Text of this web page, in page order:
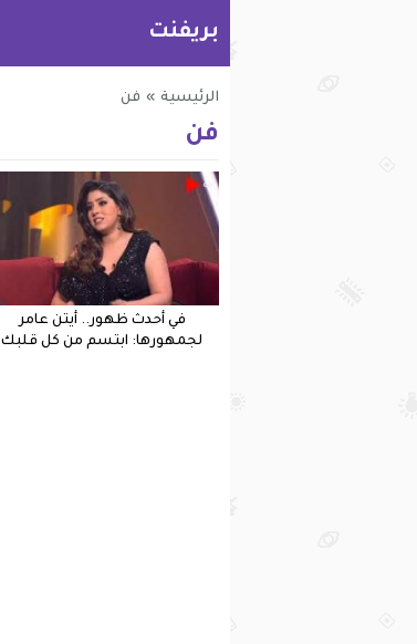
بريفنت
الرئيسية » فن
فن
في أحدث ظهور.. أيتن عامر
لجمهورها: ابتسم من كل قلبك